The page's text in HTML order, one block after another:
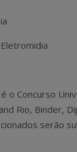
Concurso
Rio, Binder,
serão